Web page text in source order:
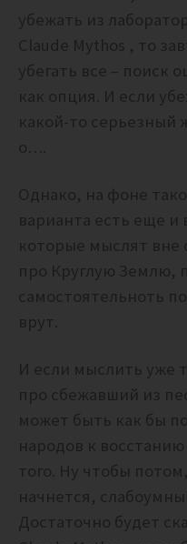
убежать из
Claude Mythos , то
убегать все – поиск
как опция. И если
какой-то серьезный
о….
Однако, на фоне
варианта есть еще и
которые мыслят
про Круглую Землю,
самостоятельноть
врут.
И если мыслить уже
про сбежавший из
может быть как бы
народов к
того. Ну чтобы
начнется,
Достаточно будет